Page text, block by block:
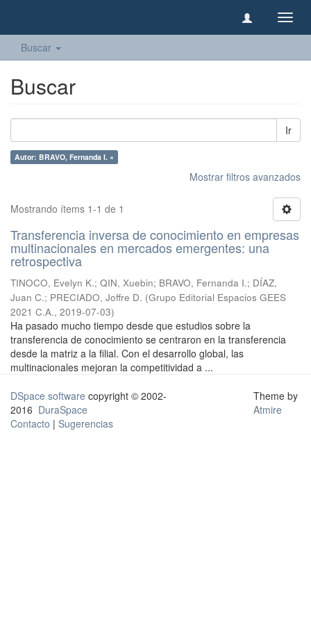
Buscar
Buscar
Ir
Autor: BRAVO, Fernanda I. ×
Mostrar filtros avanzados
Mostrando ítems 1-1 de 1
Transferencia inversa de conocimiento en empresas
multinacionales en mercados emergentes: una
retrospectiva
TINOCO, Evelyn K.; QIN, Xuebin; BRAVO, Fernanda I.; DÍAZ,
Juan C.; PRECIADO, Joffre D. (Grupo Editorial Espacios GEES
2021 C.A., 2019-07-03)
Ha pasado mucho tiempo desde que estudios sobre la
transferencia de conocimiento se centraron en la transferencia
desde la matriz a la filial. Con el desarrollo global, las
multinacionales mejoran la competitividad a ...
DSpace software copyright © 2002-
2016 DuraSpace
Contacto | Sugerencias
Theme by
Atmire